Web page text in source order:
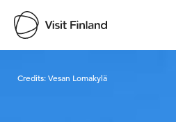
Credits:Vesan Lomakylä